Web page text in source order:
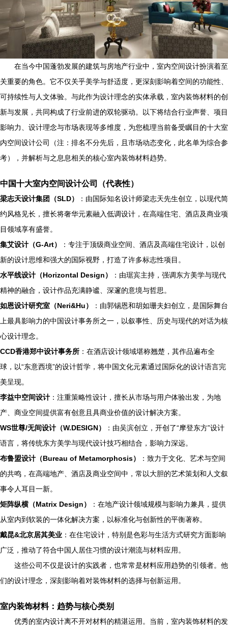
在当今中国蓬勃发展的建筑与房地产行业中，室内空间设计扮演着至
关重要的角色。它不仅关乎美学与舒适度，更深刻影响着空间的功能性、
可持续性与人文体验。与此作为设计理念的实体承载，室内装饰材料的创
新与发展，共同构成了行业前进的双轮驱动。以下将结合行业声誉、项目
影响力、设计理念与市场表现等多维度，为您梳理当前备受瞩目的十大室
内空间设计公司（注：排名不分先后，且市场动态变化，此名单为综合参
考），并解析与之息息相关的核心室内装饰材料趋势。
中国十大室内空间设计公司（代表性）
梁志天设计集团（SLD）
：由国际知名设计师梁志天先生创立，以现代简
约风格见长，擅长将奢华元素融入低调设计，在高端住宅、酒店及商业项
目领域享有盛誉。
集艾设计（G-Art）
：专注于顶级商业空间、酒店及高端住宅设计，以创
新的设计思维和强大的国际视野，打造了许多标志性项目。
水平线设计（Horizontal Design）
：由琚宾主持，强调东方美学与现代
精神的融合，设计作品充满静谧、深邃的意境与哲思。
如恩设计研究室（Neri&Hu）
：由郭锡恩和胡如珊夫妇创立，是国际舞台
上最具影响力的中国设计事务所之一，以叙事性、历史与现代的对话为核
心设计理念。
CCD香港郑中设计事务所 ：在酒店设计领域堪称翘楚，其作品遍布全
球，以“东意西境”的设计哲学，将中国文化元素通过国际化的设计语言完
美呈现。
李益中空间设计 ：注重策略性设计，擅长从市场与用户体验出发，为地
产、商业空间提供富有创意且具商业价值的设计解决方案。
WS世尊/无间设计（W.DESIGN）
：由吴滨创立，开创了“摩登东方”设计
语言，将传统东方美学与现代设计技巧相结合，影响力深远。
布鲁盟设计（Bureau of Metamorphosis）
：致力于文化、艺术与空间
的共鸣，在高端地产、酒店及商业空间中，常以大胆的艺术策划和人文叙
事令人耳目一新。
矩阵纵横（Matrix Design）
：在地产设计领域规模与影响力兼具，提供
从室内到软装的一体化解决方案，以标准化与创新性的平衡著称。
戴昆&北京居其美业 ：在住宅设计，特别是色彩与生活方式研究方面影响
广泛，推动了符合中国人居住习惯的设计潮流与材料应用。
这些公司不仅是设计的实践者，也常常是材料应用趋势的引领者。他
们的设计理念，深刻影响着对装饰材料的选择与创新运用。
室内装饰材料：趋势与核心类别
优秀的室内设计离不开对材料的精湛运用。当前，室内装饰材料的发